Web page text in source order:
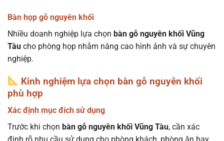
Bàn họp gỗ nguyên khối
Nhiều doanh nghiệp lựa chọn bàn gỗ nguyên khối Vũng
Tàu cho phòng họp nhằm nâng cao hình ảnh và sự chuyên
nghiệp.
Kinh nghiệm lựa chọn bàn gỗ nguyên khối
phù hợp
Xác định mục đích sử dụng
Trước khi chọn bàn gỗ nguyên khối Vũng Tàu, cần xác